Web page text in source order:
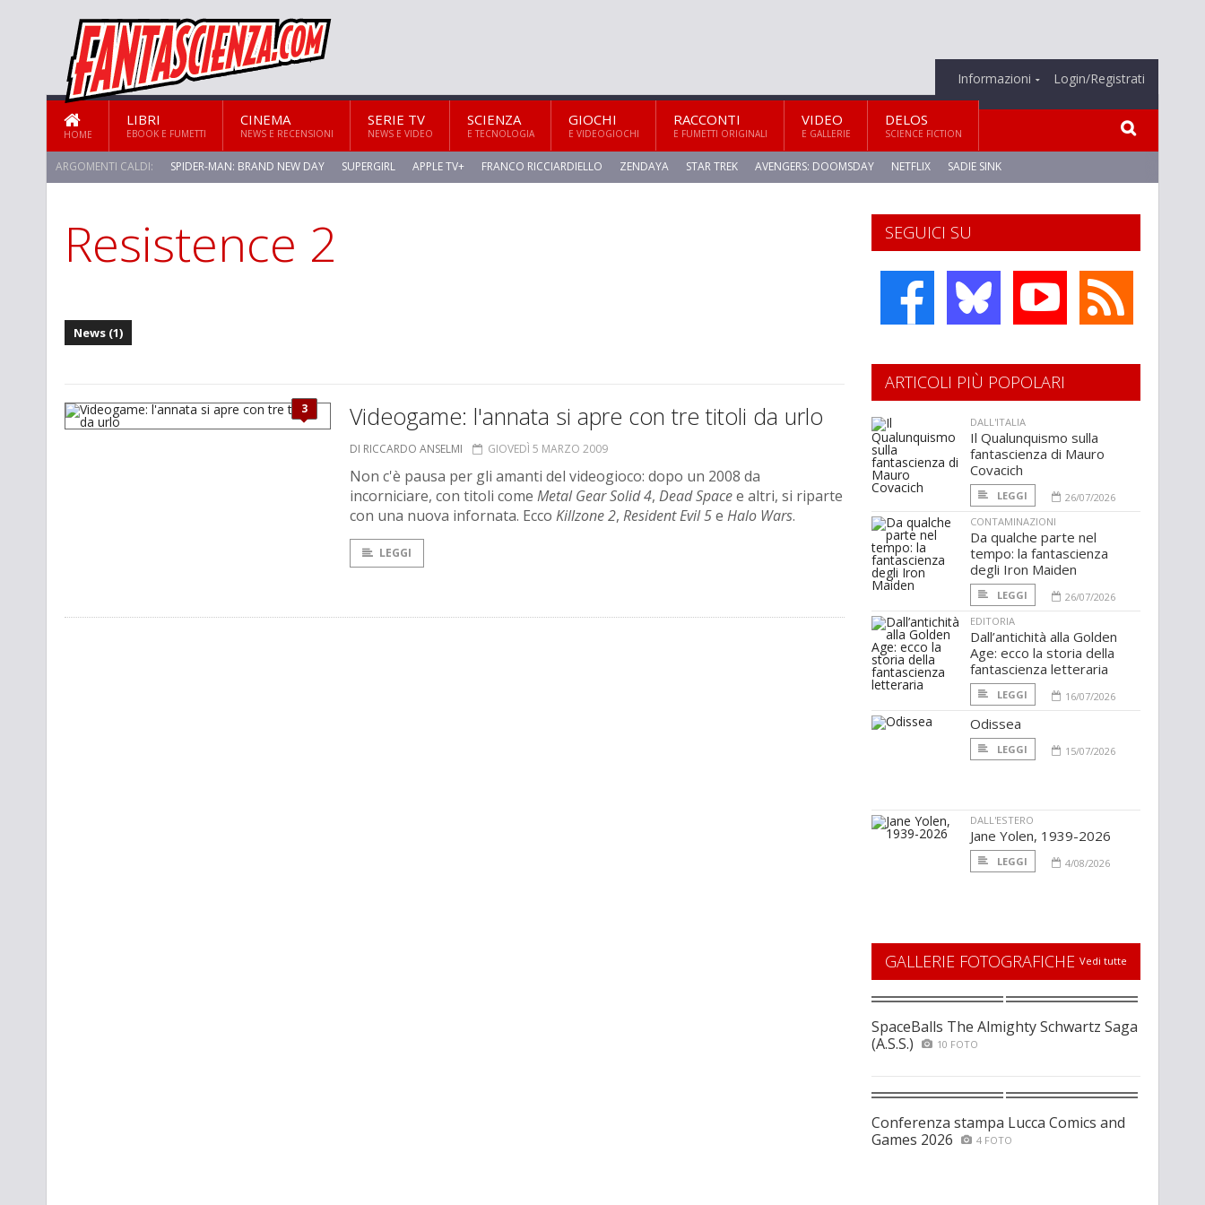
Informazioni Login/Registrati
HOME
LIBRI
EBOOK E FUMETTI
CINEMA
NEWS E RECENSIONI
SERIE TV
NEWS E VIDEO
SCIENZA
E TECNOLOGIA
GIOCHI
E VIDEOGIOCHI
RACCONTI
E FUMETTI ORIGINALI
VIDEO
E GALLERIE
DELOS
SCIENCE FICTION
ARGOMENTI CALDI: SPIDER-MAN: BRAND NEW DAY SUPERGIRL APPLE TV+ FRANCO RICCIARDIELLO ZENDAYA STAR TREK AVENGERS: DOOMSDAY NETFLIX SADIE SINK
STAR TREK: STRANGE NEW WORLDS
Resistence 2
News (1)
3 Videogame: l'annata si apre con tre titoli da urlo
DI RICCARDO ANSELMI GIOVEDÌ 5 MARZO 2009
Non c'è pausa per gli amanti del videogioco: dopo un 2008 da
incorniciare, con titoli come Metal Gear Solid 4, Dead Spacee altri, si riparte
con una nuova infornata. Ecco Killzone 2, Resident Evil 5e Halo Wars.
LEGGI
SEGUICI SU
ARTICOLI PIÙ POPOLARI
DALL'ITALIA
Il Qualunquismo sulla
fantascienza di Mauro
Covacich
LEGGI
26/07/2026
CONTAMINAZIONI
Da qualche parte nel
tempo: la fantascienza
degli Iron Maiden
LEGGI
26/07/2026
EDITORIA
Dall’antichità alla Golden
Age: ecco la storia della
fantascienza letteraria
LEGGI 16/07/2026
Odissea
LEGGI 15/07/2026
DALL'ESTERO
Jane Yolen, 1939-2026
LEGGI 4/08/2026
GALLERIE FOTOGRAFICHE Vedi tutte
SpaceBalls The Almighty Schwartz Saga
(A.S.S.)
10 FOTO
Conferenza stampa Lucca Comics and
Games 2026
4 FOTO